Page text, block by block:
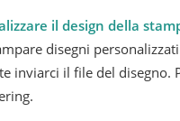
il design della
disegni
inviarci il file del disegno.